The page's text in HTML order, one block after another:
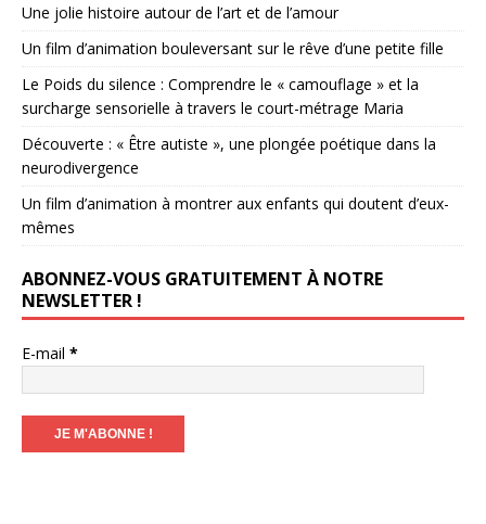
Une jolie histoire autour de l’art et de l’amour
Un film d’animation bouleversant sur le rêve d’une petite fille
Le Poids du silence : Comprendre le « camouflage » et la
surcharge sensorielle à travers le court-métrage Maria
Découverte : « Être autiste », une plongée poétique dans la
neurodivergence
Un film d’animation à montrer aux enfants qui doutent d’eux-
mêmes
ABONNEZ-VOUS GRATUITEMENT À NOTRE
NEWSLETTER !
E-mail *